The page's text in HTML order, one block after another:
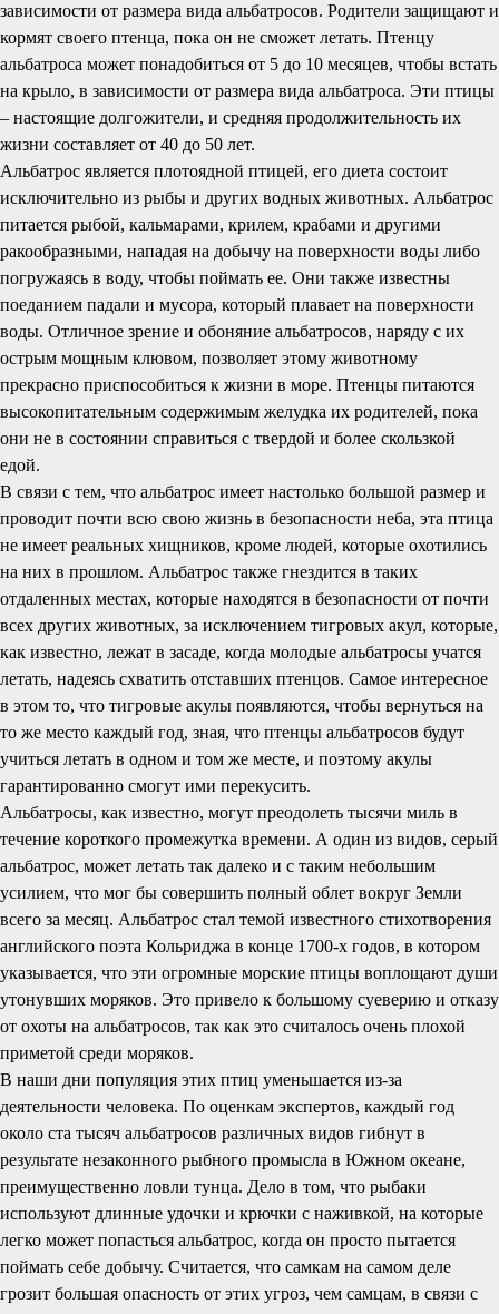
зависимости от размера вида альбатросов. Родители защищают и
кормят своего птенца, пока он не сможет летать. Птенцу
альбатроса может понадобиться от 5 до 10 месяцев, чтобы встать
на крыло, в зависимости от размера вида альбатроса. Эти птицы
– настоящие долгожители, и средняя продолжительность их
жизни составляет от 40 до 50 лет.
Альбатрос является плотоядной птицей, его диета состоит
исключительно из рыбы и других водных животных. Альбатрос
питается рыбой, кальмарами, крилем, крабами и другими
ракообразными, нападая на добычу на поверхности воды либо
погружаясь в воду, чтобы поймать ее. Они также известны
поеданием падали и мусора, который плавает на поверхности
воды. Отличное зрение и обоняние альбатросов, наряду с их
острым мощным клювом, позволяет этому животному
прекрасно приспособиться к жизни в море. Птенцы питаются
высокопитательным содержимым желудка их родителей, пока
они не в состоянии справиться с твердой и более скользкой
едой.
В связи с тем, что альбатрос имеет настолько большой размер и
проводит почти всю свою жизнь в безопасности неба, эта птица
не имеет реальных хищников, кроме людей, которые охотились
на них в прошлом. Альбатрос также гнездится в таких
отдаленных местах, которые находятся в безопасности от почти
всех других животных, за исключением тигровых акул, которые,
как известно, лежат в засаде, когда молодые альбатросы учатся
летать, надеясь схватить отставших птенцов. Самое интересное
в этом то, что тигровые акулы появляются, чтобы вернуться на
то же место каждый год, зная, что птенцы альбатросов будут
учиться летать в одном и том же месте, и поэтому акулы
гарантированно смогут ими перекусить.
Альбатросы, как известно, могут преодолеть тысячи миль в
течение короткого промежутка времени. А один из видов, серый
альбатрос, может летать так далеко и с таким небольшим
усилием, что мог бы совершить полный облет вокруг Земли
всего за месяц. Альбатрос стал темой известного стихотворения
английского поэта Кольриджа в конце 1700-х годов, в котором
указывается, что эти огромные морские птицы воплощают души
утонувших моряков. Это привело к большому суеверию и отказу
от охоты на альбатросов, так как это считалось очень плохой
приметой среди моряков.
В наши дни популяция этих птиц уменьшается из-за
деятельности человека. По оценкам экспертов, каждый год
около ста тысяч альбатросов различных видов гибнут в
результате незаконного рыбного промысла в Южном океане,
преимущественно ловли тунца. Дело в том, что рыбаки
используют длинные удочки и крючки с наживкой, на которые
легко может попасться альбатрос, когда он просто пытается
поймать себе добычу. Считается, что самкам на самом деле
грозит большая опасность от этих угроз, чем самцам, в связи с